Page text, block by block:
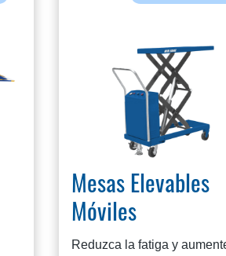
Mesas Elevables
Móviles
Reduzca la fatiga y